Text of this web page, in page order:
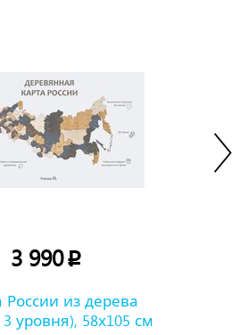
3 990p
России из дерева
3 уровня), 58х105 см